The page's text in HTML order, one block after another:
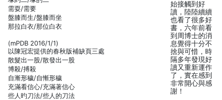
需耍/需要
盤膝而生/盤膝而坐
那拉白衣/那位白衣
(mPDB 2016/1/1)
以陳冠宏提供的春秋版補缺頁三處
散髮出一股/散發出一股
博殺/搏殺
自漸形穢/自慚形穢
充滿看信心/充滿著信心
些人旳刀法/些人的刀法
始接觸到好
讀，陸陸續續
也看了很多好
書，六年前看
到周博士的消
息覺得十分不
捨與可惜，時
隔多年發現好
讀又重新運作
了，實在感到
非常開心與感
謝！